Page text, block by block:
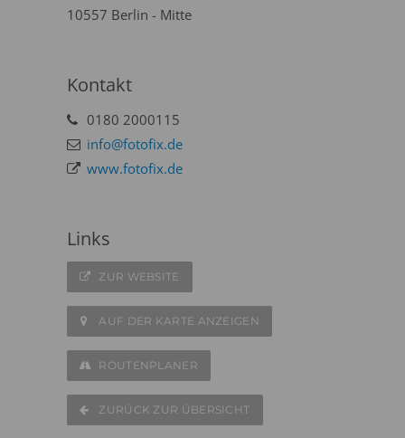
10557 Berlin - Mitte
Kontakt
0180 2000115
info@fotofix.de
www.fotofix.de
Links
ZUR WEBSITE
AUF DER KARTE ANZEIGEN
ROUTENPLANER
ZURÜCK ZUR ÜBERSICHT